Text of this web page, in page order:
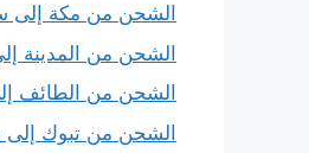
الشحن من مكة إلى
الشحن من المدينة
الشحن من الطائف
الشحن من تبوك إلى